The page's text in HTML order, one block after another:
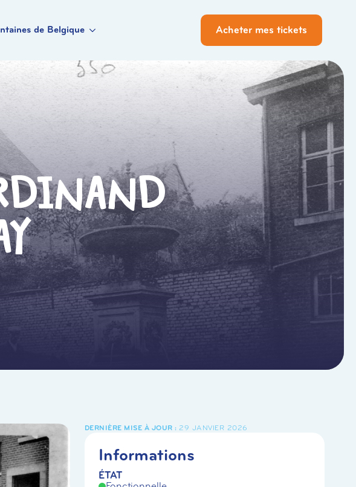
de Belgique Acheter mes tickets
29 JANVIER 2026
Informations
ÉTAT